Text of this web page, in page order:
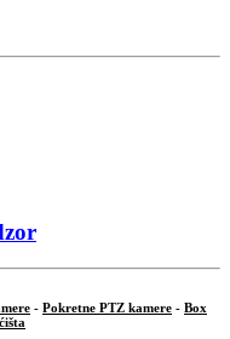
- Pokretne PTZ kamere - Box